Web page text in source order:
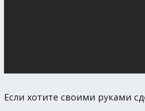
Если хотите своими руками